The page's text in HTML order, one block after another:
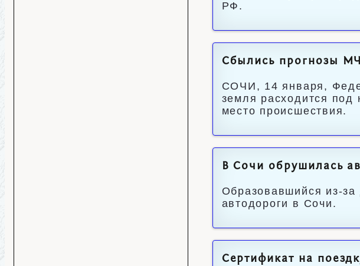
РФ.
Сбылись прогнозы
СОЧИ, 14 января,
земля расходится
место происшествия.
В Сочи обрушилась
Образовавшийся из-
автодороги в Сочи.
Сертификат на